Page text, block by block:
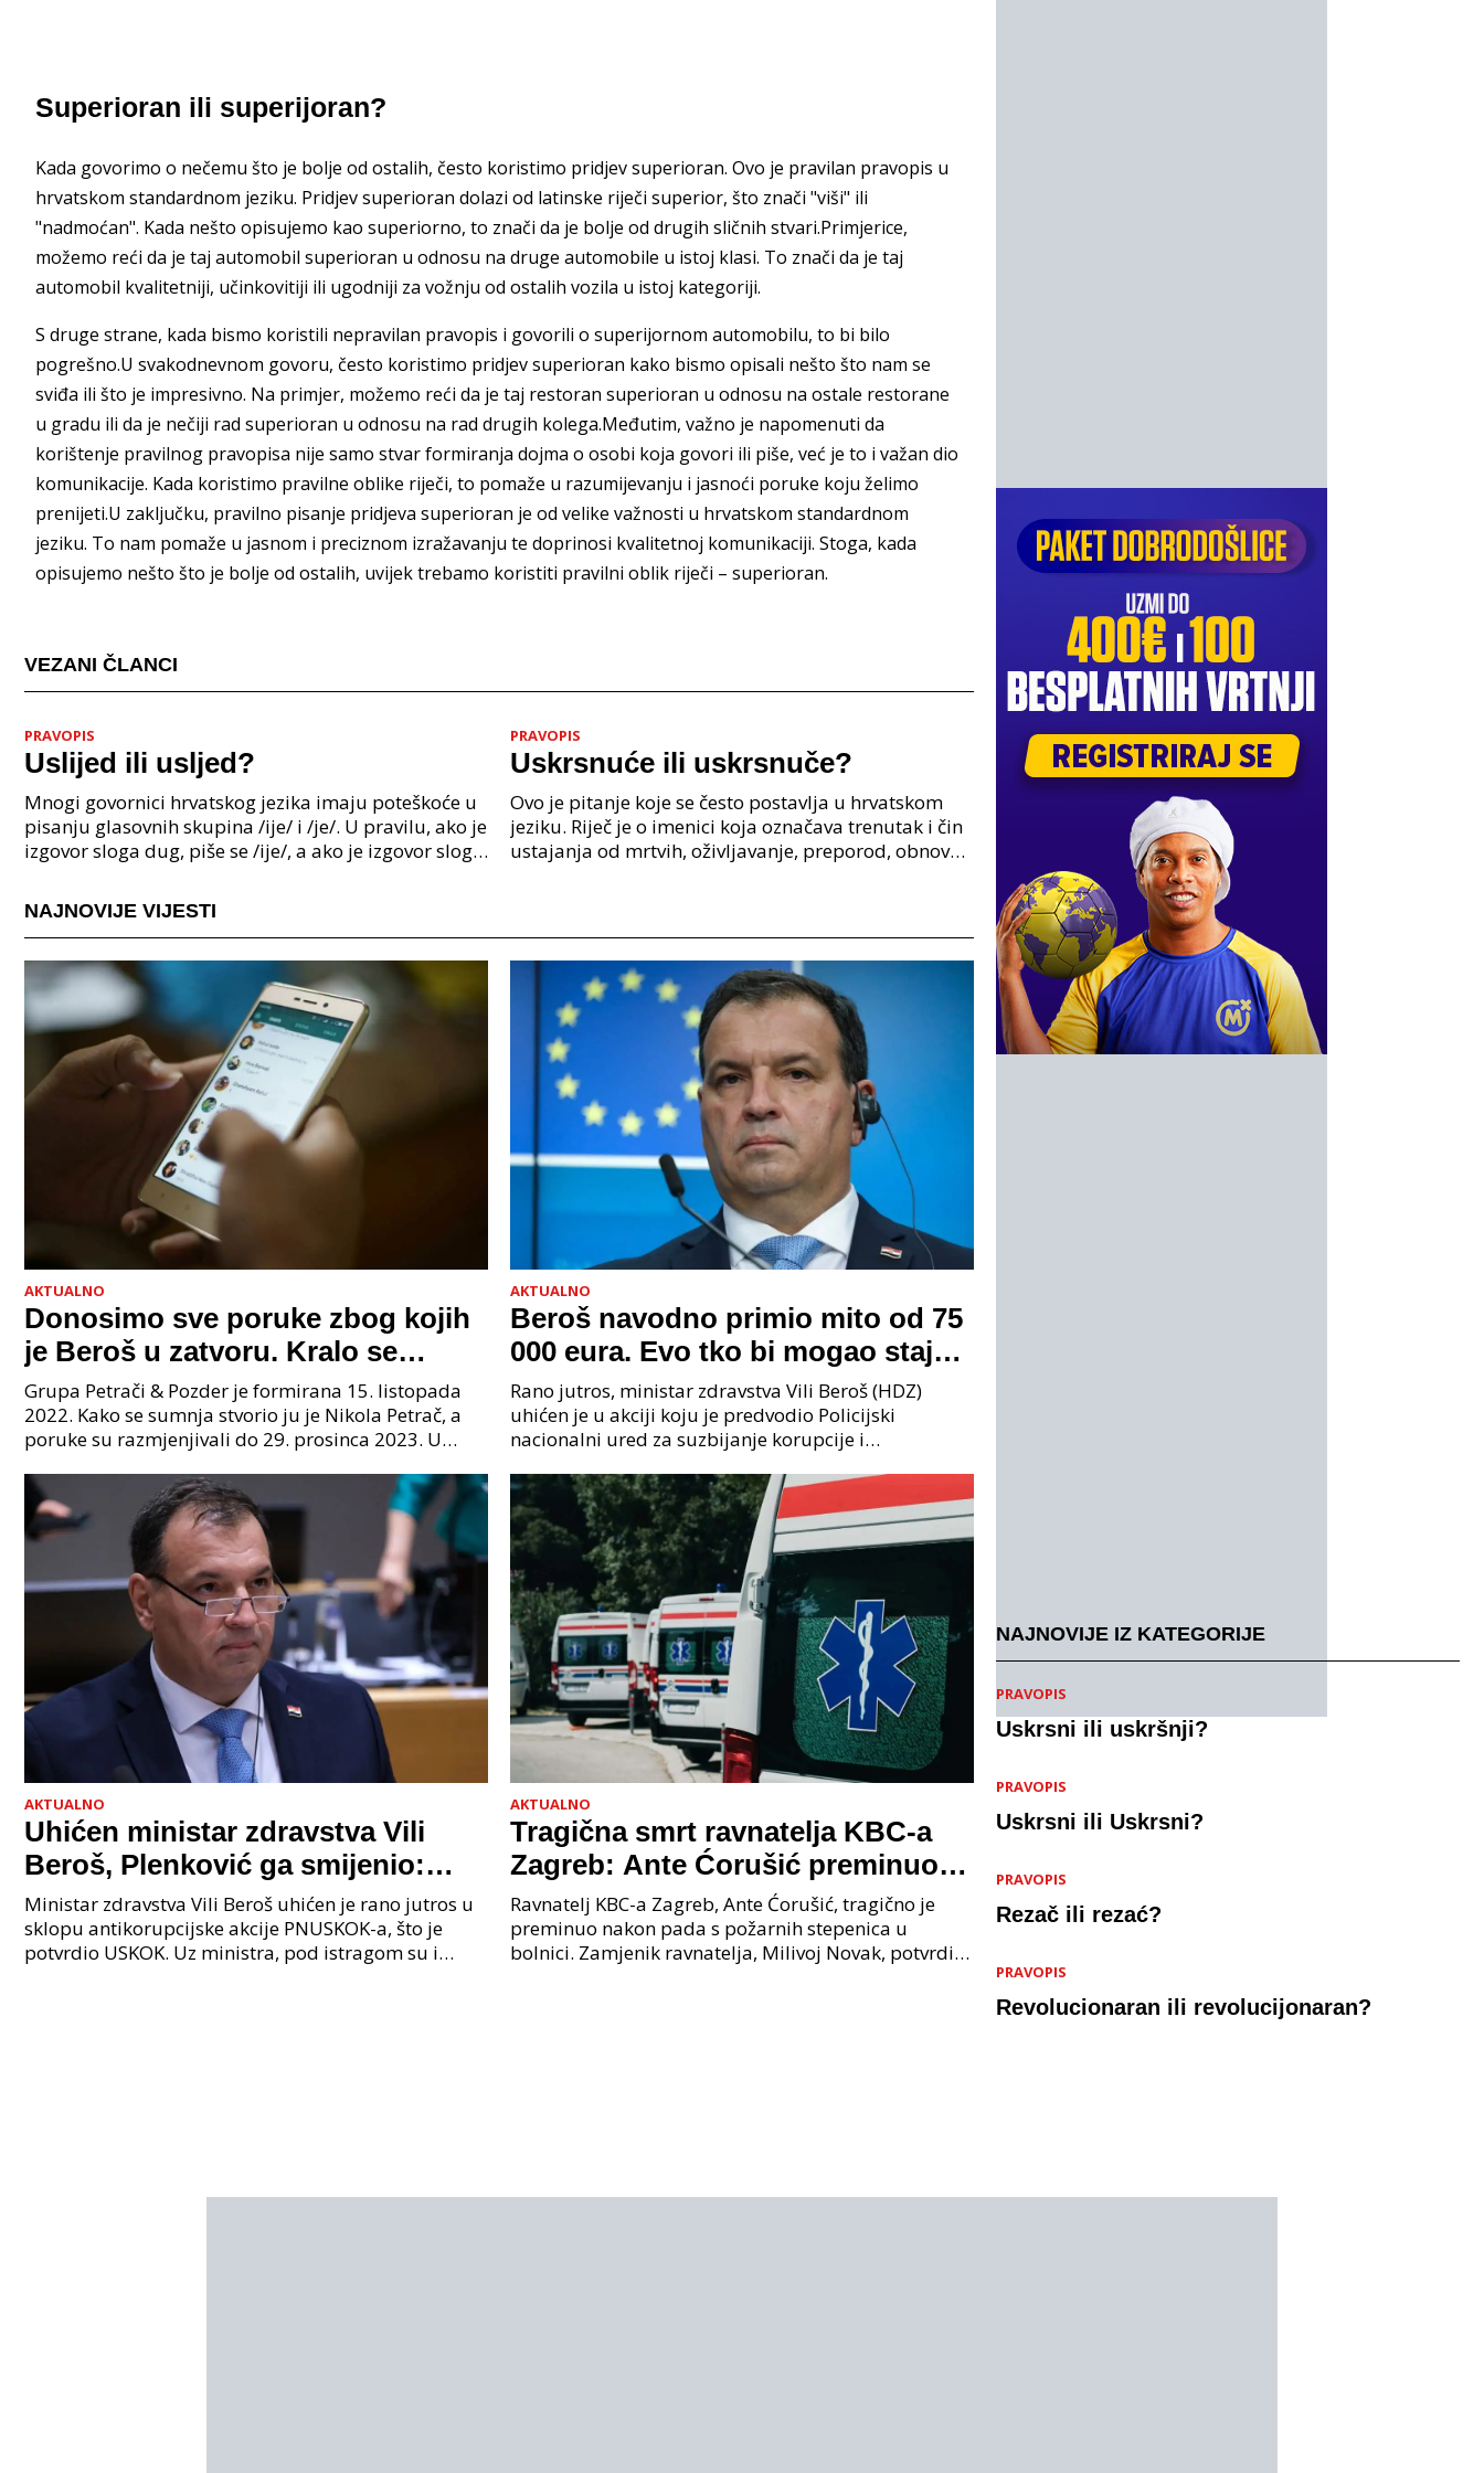
Superioran ili superijoran?
Kada govorimo o nečemu što je bolje od ostalih, često koristimo pridjev superioran. Ovo je pravilan pravopis u
hrvatskom standardnom jeziku. Pridjev superioran dolazi od latinske riječi superior, što znači "viši" ili
"nadmoćan". Kada nešto opisujemo kao superiorno, to znači da je bolje od drugih sličnih stvari.Primjerice,
možemo reći da je taj automobil superioran u odnosu na druge automobile u istoj klasi. To znači da je taj
automobil kvalitetniji, učinkovitiji ili ugodniji za vožnju od ostalih vozila u istoj kategoriji.
S druge strane, kada bismo koristili nepravilan pravopis i govorili o superijornom automobilu, to bi bilo
pogrešno.U svakodnevnom govoru, često koristimo pridjev superioran kako bismo opisali nešto što nam se
sviđa ili što je impresivno. Na primjer, možemo reći da je taj restoran superioran u odnosu na ostale restorane
u gradu ili da je nečiji rad superioran u odnosu na rad drugih kolega.Međutim, važno je napomenuti da
korištenje pravilnog pravopisa nije samo stvar formiranja dojma o osobi koja govori ili piše, već je to i važan dio
komunikacije. Kada koristimo pravilne oblike riječi, to pomaže u razumijevanju i jasnoći poruke koju želimo
prenijeti.U zaključku, pravilno pisanje pridjeva superioran je od velike važnosti u hrvatskom standardnom
jeziku. To nam pomaže u jasnom i preciznom izražavanju te doprinosi kvalitetnoj komunikaciji. Stoga, kada
opisujemo nešto što je bolje od ostalih, uvijek trebamo koristiti pravilni oblik riječi – superioran.
VEZANI ČLANCI
PRAVOPIS
Uslijed ili usljed?
Mnogi govornici hrvatskog jezika imaju poteškoće u
pisanju glasovnih skupina /ije/ i /je/. U pravilu, ako je
izgovor sloga dug, piše se /ije/, a ako je izgovor sloga
PRAVOPIS
Uskrsnuće ili uskrsnuče?
Ovo je pitanje koje se često postavlja u hrvatskom
jeziku. Riječ je o imenici koja označava trenutak i čin
ustajanja od mrtvih, oživljavanje, preporod, obnovu.
NAJNOVIJE VIJESTI
AKTUALNO
Donosimo sve poruke zbog kojih
je Beroš u zatvoru. Kralo se
godinama. Tko će iz vlade biti
sljedeći uhićen?
Grupa Petrači & Pozder je formirana 15. listopada
2022. Kako se sumnja stvorio ju je Nikola Petrač, a
poruke su razmjenjivali do 29. prosinca 2023. U
AKTUALNO
Beroš navodno primio mito od 75
000 eura. Evo tko bi mogao stajati
na čelu zločinačkog udruženja
Rano jutros, ministar zdravstva Vili Beroš (HDZ)
uhićen je u akciji koju je predvodio Policijski
nacionalni ured za suzbijanje korupcije i
priopćenju USKOK
AKTUALNO
Uhićen ministar zdravstva Vili
Beroš, Plenković ga smijenio:
Istraga USKOK-a zbog korupcije
Ministar zdravstva Vili Beroš uhićen je rano jutros u
sklopu antikorupcijske akcije PNUSKOK-a, što je
potvrdio USKOK. Uz ministra, pod istragom su i
AKTUALNO
Tragična smrt ravnatelja KBC-a
Zagreb: Ante Ćorušić preminuo
nakon pada u bolnici, policija na
mjestu događaja
Ravnatelj KBC-a Zagreb, Ante Ćorušić, tragično je
preminuo nakon pada s požarnih stepenica u
bolnici. Zamjenik ravnatelja, Milivoj Novak, potvrdio
NAJNOVIJE IZ KATEGORIJE
PRAVOPIS
Uskrsni ili uskršnji?
PRAVOPIS
Uskrsni ili Uskrsni?
PRAVOPIS
Rezač ili rezać?
PRAVOPIS
Revolucionaran ili revolucijonaran?